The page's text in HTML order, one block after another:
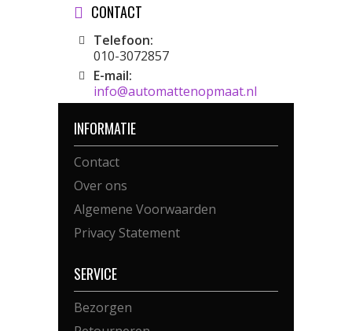
CONTACT
Telefoon:
010-3072857
E-mail:
info@automattenopmaat.nl
INFORMATIE
Contact
Over ons
Algemene Voorwaarden
Privacy Statement
SERVICE
Bezorgen